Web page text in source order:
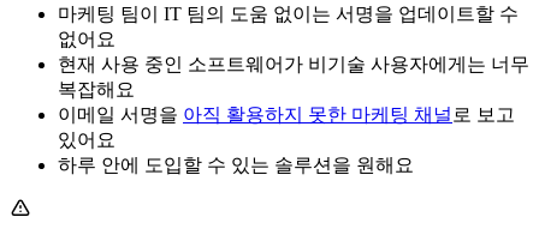
마케팅 팀이 IT 팀의 도움 없이는 서명을 업데이트할 수
없어요
현재 사용 중인 소프트웨어가 비기술 사용자에게는 너무
복잡해요
이메일 서명을 아직 활용하지 못한 마케팅 채널 로 보고
있어요
하루 안에 도입할 수 있는 솔루션을 원해요